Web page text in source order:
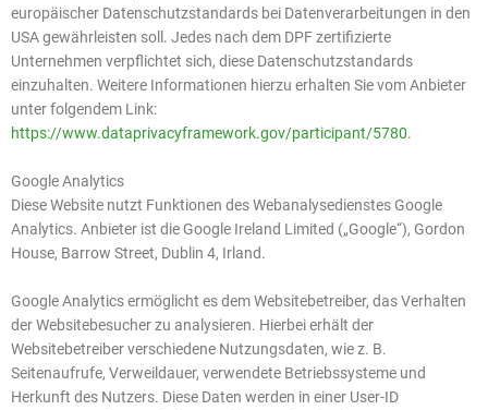
europäischer Datenschutzstandards bei Datenverarbeitungen in den
USA gewährleisten soll. Jedes nach dem DPF zertifizierte
Unternehmen verpflichtet sich, diese Datenschutzstandards
einzuhalten. Weitere Informationen hierzu erhalten Sie vom Anbieter
unter folgendem Link:
https://www.dataprivacyframework.gov/participant/5780.
Google Analytics
Diese Website nutzt Funktionen des Webanalysedienstes Google
Analytics. Anbieter ist die Google Ireland Limited („Google“), Gordon
House, Barrow Street, Dublin 4, Irland.
Google Analytics ermöglicht es dem Websitebetreiber, das Verhalten
der Websitebesucher zu analysieren. Hierbei erhält der
Websitebetreiber verschiedene Nutzungsdaten, wie z. B.
Seitenaufrufe, Verweildauer, verwendete Betriebssysteme und
Herkunft des Nutzers. Diese Daten werden in einer User-ID